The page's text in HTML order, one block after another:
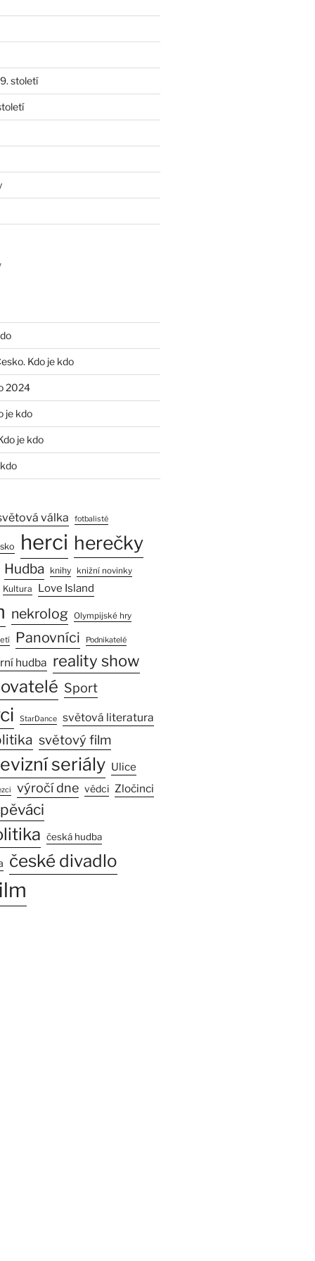
století
Kdo je kdo
2024
je kdo
je kdo
válka fotbalisté
herci herečky
Hudba knihy knižní novinky
Kultura Love Island
nekrolog Olympijské hry
Panovníci Podnikatelé
hudba reality show
Sport
StarDance světová literatura
světový film
seriály Ulice
výročí dne vědci Zločinci
česká hudba
české divadlo